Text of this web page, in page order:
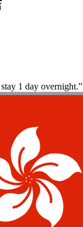
1 day overnight.”